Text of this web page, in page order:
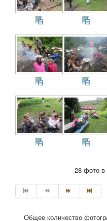
28 фото в
Общее количество